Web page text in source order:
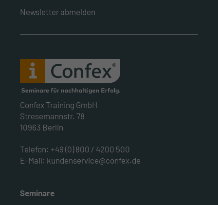
Newsletter abmelden
Confex Training GmbH
Stresemannstr. 78
10963 Berlin
Telefon: +49 (0) 800 / 4200 500
E-Mail: kundenservice@confex.de
Seminare